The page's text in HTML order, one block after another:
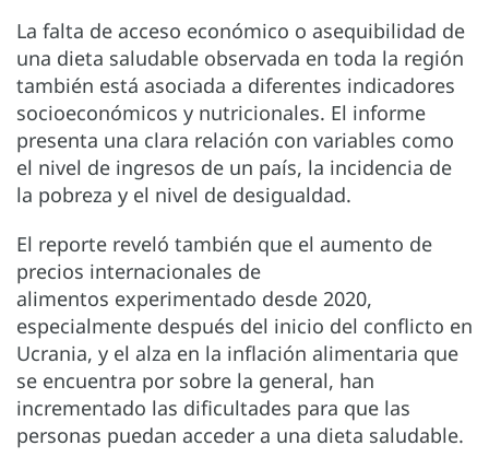
La falta de acceso económico o asequibilidad de
una dieta saludable observada en toda la región
también está asociada a diferentes indicadores
socioeconómicos y nutricionales. El informe
presenta una clara relación con variables como
el nivel de ingresos de un país, la incidencia de
la pobreza y el nivel de desigualdad.
El reporte reveló también que el aumento de
precios internacionales de
alimentos experimentado desde 2020,
especialmente después del inicio del conflicto en
Ucrania, y el alza en la inflación alimentaria que
se encuentra por sobre la general, han
incrementado las dificultades para que las
personas puedan acceder a una dieta saludable.